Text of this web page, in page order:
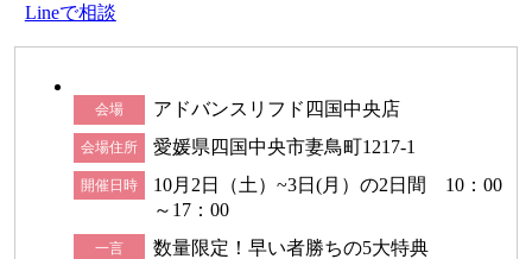
Lineで相談
会場 アドバンスリフド四国中央店
会場住所 愛媛県四国中央市妻鳥町1217-1
開催日時
10月2日（土）~3日(月）の2日間 10：00
～17：00
一言 数量限定！早い者勝ちの5大特典